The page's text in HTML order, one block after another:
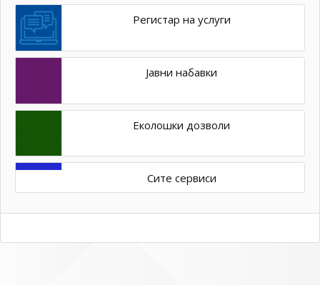
Регистар на услуги
Јавни набавки
Еколошки дозволи
Сите сервиси